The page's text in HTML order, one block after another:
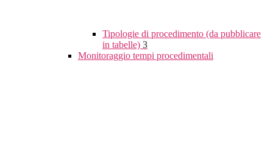
Tipologie di procedimento (da pubblicare
in tabelle) 3
Monitoraggio tempi procedimentali